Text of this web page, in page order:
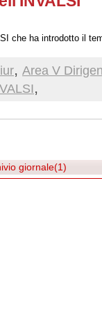
che ha introdotto il
, Area V
,
giornale(1)